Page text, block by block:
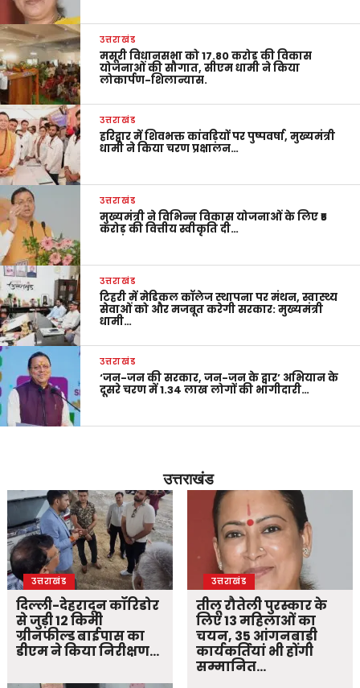
उत्तराखंड
मसूरी विधानसभा को 17.80 करोड़ की विकास
योजनाओं की सौगात, सीएम धामी ने किया
लोकार्पण-शिलान्यास.
उत्तराखंड
हरिद्वार में शिवभक्त कांवड़ियों पर पुष्पवर्षा, मुख्यमंत्री
धामी ने किया चरण प्रक्षालन…
उत्तराखंड
मुख्यमंत्री ने विभिन्न विकास योजनाओं के लिए ₹5
करोड़ की वित्तीय स्वीकृति दी…
उत्तराखंड
टिहरी में मेडिकल कॉलेज स्थापना पर मंथन, स्वास्थ्य
सेवाओं को और मजबूत करेगी सरकार: मुख्यमंत्री
धामी…
उत्तराखंड
‘जन-जन की सरकार, जन-जन के द्वार’ अभियान के
दूसरे चरण में 1.34 लाख लोगों की भागीदारी…
उत्तराखंड
उत्तराखंड
दिल्ली-देहरादून कॉरिडोर
से जुड़ी 12 किमी
ग्रीनफील्ड बाईपास का
डीएम ने किया निरीक्षण…
उत्तराखंड
तीलू रौतेली पुरस्कार के
लिए 13 महिलाओं का
चयन, 35 आंगनबाड़ी
कार्यकर्तियां भी होंगी
सम्मानित…